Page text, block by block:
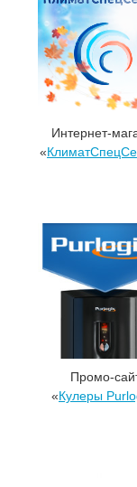
Интернет-
«
Промо-
«Кулеры